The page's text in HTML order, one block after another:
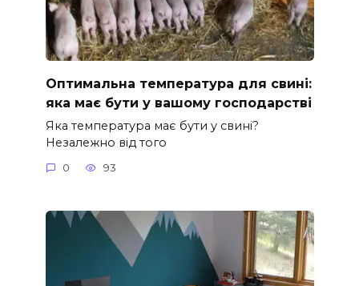
Оптимальна температура для свині:
яка має бути у вашому господарстві
Яка температура має бути у свині?
Незалежно від того
0 93